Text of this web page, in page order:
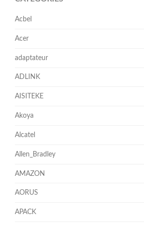
Acbel
Acer
adaptateur
ADLINK
AISITEKE
Akoya
Alcatel
Allen_Bradley
AMAZON
AORUS
APACK